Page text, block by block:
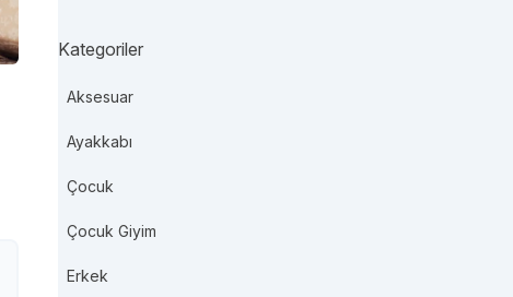
Kategoriler
Aksesuar
Ayakkabı
Çocuk
Çocuk Giyim
Erkek